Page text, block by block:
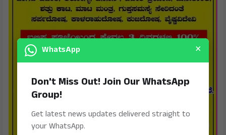
WhatsApp ×
Don't Miss Out! Join Our WhatsApp
Group!
Get latest news updates delivered straight to
your WhatsApp.